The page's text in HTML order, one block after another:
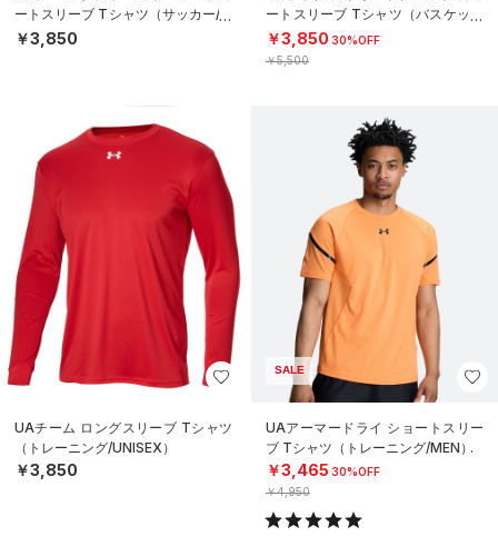
ートスリーブ Tシャツ（サッカー/M
EN）
￥3,850
ートスリーブ Tシャツ（バスケット
ボール/MEN）
￥3,850 30%OFF
￥5,500
UAチーム ロングスリーブ Tシャツ
（トレーニング/UNISEX）
￥3,850
SALE
UAアーマードライ ショートスリー
ブ Tシャツ（トレーニング/MEN）
￥3,465 30%OFF
￥4,950